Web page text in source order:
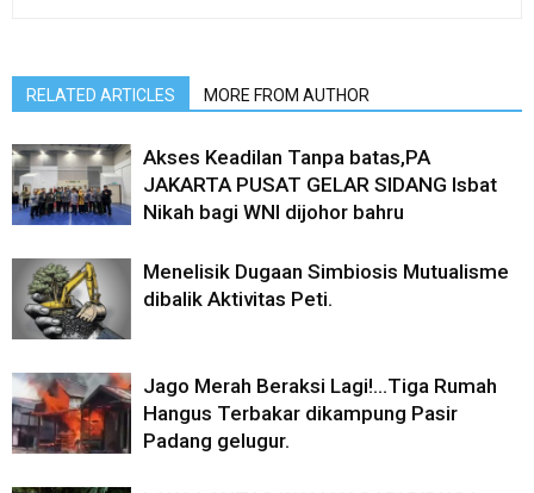
RELATED ARTICLES MORE FROM AUTHOR
Akses Keadilan Tanpa batas,PA
JAKARTA PUSAT GELAR SIDANG Isbat
Nikah bagi WNI dijohor bahru
Menelisik Dugaan Simbiosis Mutualisme
dibalik Aktivitas Peti.
Jago Merah Beraksi Lagi!…Tiga Rumah
Hangus Terbakar dikampung Pasir
Padang gelugur.